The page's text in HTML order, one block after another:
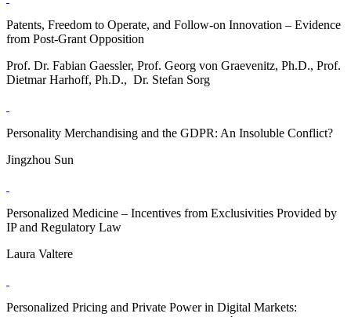
Patents, Freedom to Operate, and Follow-on Innovation – Evidence
from Post-Grant Opposition
Prof. Dr. Fabian Gaessler, Prof. Georg von Graevenitz, Ph.D., Prof.
Dietmar Harhoff, Ph.D., Dr. Stefan Sorg
Personality Merchandising and the GDPR: An Insoluble Conflict?
Jingzhou Sun
Personalized Medicine – Incentives from Exclusivities Provided by
IP and Regulatory Law
Laura Valtere
Personalized Pricing and Private Power in Digital Markets: